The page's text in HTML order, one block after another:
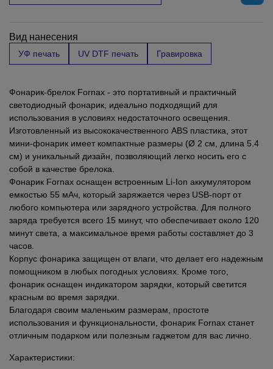
Вид нанесения
УФ печать UV DTF печать Гравировка
Фонарик-брелок Fornax - это портативный и практичный
светодиодный фонарик, идеально подходящий для
использования в условиях недостаточного освещения.
Изготовленный из высококачественного ABS пластика, этот
мини-фонарик имеет компактные размеры (Ø 2 см, длина 5.4
см) и уникальный дизайн, позволяющий легко носить его с
собой в качестве брелока.
Фонарик Fornax оснащен встроенным Li-Ion аккумулятором
емкостью 55 мАч, который заряжается через USB-порт от
любого компьютера или зарядного устройства. Для полного
заряда требуется всего 15 минут, что обеспечивает около 120
минут света, а максимальное время работы составляет до 3
часов.
Корпус фонарика защищен от влаги, что делает его надежным
помощником в любых погодных условиях. Кроме того,
фонарик оснащен индикатором зарядки, который светится
красным во время зарядки.
Благодаря своим маленьким размерам, простоте
использования и функциональности, фонарик Fornax станет
отличным подарком или полезным гаджетом для вас лично.
Характеристики: